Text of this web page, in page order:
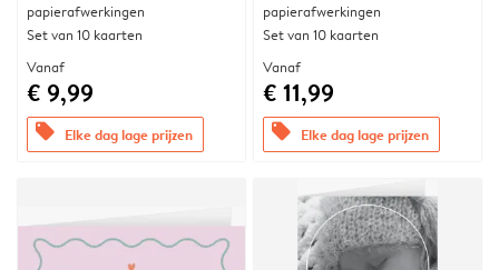
papierafwerkingen
Set van 10 kaarten
Vanaf
€ 9,99
offers Elke dag lage prijzen
papierafwerkingen
Set van 10 kaarten
Vanaf
€ 11,99
offers Elke dag lage prijzen